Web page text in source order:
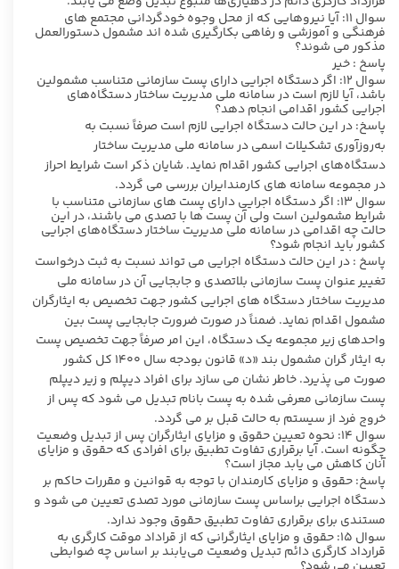
سوال ۱۱: آیا نیروهایی که از محل وجوه خودگردانی مجتمع های
فرهنگی و آموزشی و رفاهی بکارگیری شده اند مشمول دستورالعمل
مذکور می شوند؟
پاسخ : خیر
سوال ۱۲: اگر دستگاه اجرایی دارای پست سازمانی متناسب مشمولین
باشد، آیا لازم است در سامانه ملی مدیریت ساختار دستگاه‌های
اجرایی کشور اقدامی انجام دهد؟
پاسخ: در این حالت دستگاه اجرایی لازم است صرفاً نسبت به
به‌روزآوری تشکیلات اسمی در سامانه ملی مدیریت ساختار
دستگاه‌های اجرایی کشور اقدام نماید. شایان ذکر است شرایط احراز
در مجموعه سامانه های کارمندایران بررسی می گردد.
سوال ۱۳: اگر دستگاه اجرایی دارای پست های سازمانی متناسب با
شرایط مشمولین است ولی آن پست ها با تصدی می باشند، در این
حالت چه اقدامی در سامانه ملی مدیریت ساختار دستگاه‌های اجرایی
کشور باید انجام شود؟
پاسخ : در این حالت دستگاه اجرایی می تواند نسبت به ثبت درخواست
تغییر عنوان پست سازمانی بلاتصدی و جابجایی آن در سامانه ملی
مدیریت ساختار دستگاه های اجرایی کشور جهت تخصیص به ایثارگران
مشمول اقدام نماید. ضمناً در صورت ضرورت جابجایی پست بین
واحدهای زیر مجموعه یک دستگاه، این امر صرفاً جهت تخصیص پست
به ایثار گران مشمول بند «د» قانون بودجه سال ۱۴۰۰ کل کشور
صورت می پذیرد. خاطر نشان می سازد برای افراد دیپلم و زیر دیپلم
پست سازمانی معرفی شده به پست بانام تبدیل می شود که پس از
خروج فرد از سیستم به حالت قبل بر می گردد.
سوال ۱۴: نحوه تعیین حقوق و مزایای ایثارگران پس از تبدیل وضعیت
چگونه است. آیا برقراری تفاوت تطبیق برای افرادی که حقوق و مزایای
آنان کاهش می یابد مجاز است؟
پاسخ: حقوق و مزایای کارمندان با توجه به قوانین و مقررات حاکم بر
دستگاه اجرایی براساس پست سازمانی مورد تصدی تعیین می شود و
مستندی برای برقراری تفاوت تطبیق حقوق وجود ندارد.
سوال ۱۵: حقوق و مزایای ایثارگرانی که از قراداد موقت کارگری به
قرارداد کارگری دائم تبدیل وضعیت می‌یابند بر اساس چه ضوابطی